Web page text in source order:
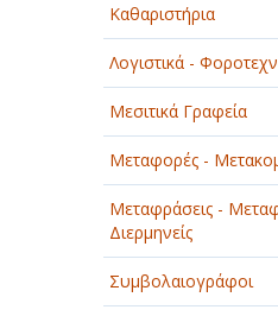
ΕΜΠΟΡΙΟ -
ΕΡΓΟΣΤΑΣΙΑ -
ΞΕΝΟΔΟΧΕΙΑ -
ΟΜΟΡΦΙΑ
ΠΑΡΟΧΗ
ΤΕΧΝΙΚΑ -
ΤΕΧΝΟΛΟΓΙΑ
Καθαριστήρια
Λογιστικά -
Μεσιτικά Γραφεία
Μεταφορές -
Μεταφράσεις -
Διερμηνείς
Συμβολαιογράφοι